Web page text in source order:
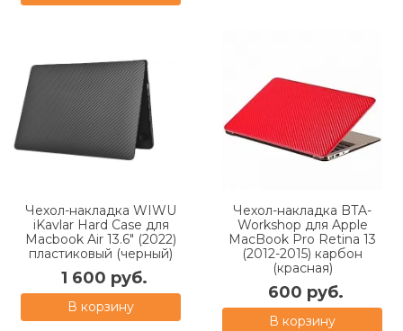
Чехол-накладка WIWU
iKavlar Hard Case для
Macbook Air 13.6" (2022)
пластиковый (черный)
1 600 руб.
В корзину
Чехол-накладка BTA-
Workshop для Apple
MacBook Pro Retina 13
(2012-2015) карбон
(красная)
600 руб.
В корзину